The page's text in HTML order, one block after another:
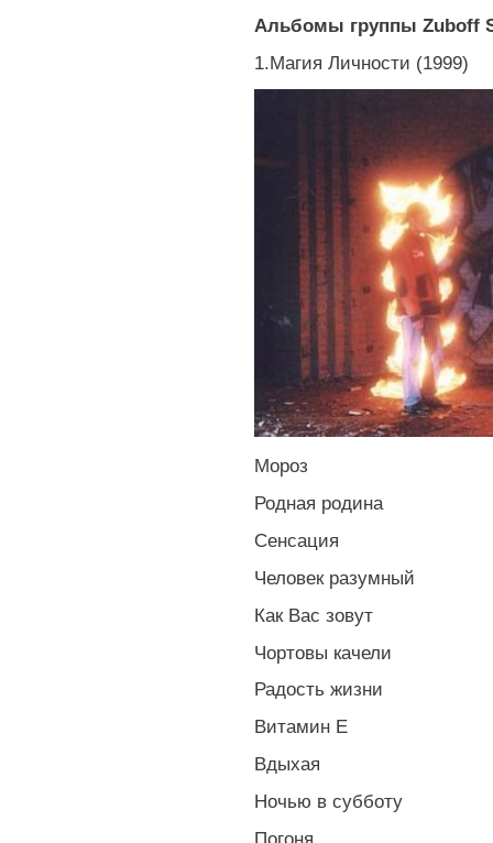
Альбомы группы Zuboff
1.Магия Личности (1999)
Мороз
Родная родина
Сенсация
Человек разумный
Как Вас зовут
Чортовы качели
Радость жизни
Витамин Е
Вдыхая
Ночью в субботу